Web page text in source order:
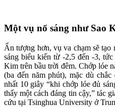
Một vụ nổ sáng như Sao
Ấn tượng hơn, vụ va chạm sẽ tạo
sáng biểu kiến từ -2,5 đến -3,
Kim trên bầu trời đêm. Chớp lóe
(ba đến năm phút), mặc dù
nhất 10 giây “khi chớp lóe đủ
thấy một cách đáng tin cậy,” tác
cứu tại Tsinghua University ở